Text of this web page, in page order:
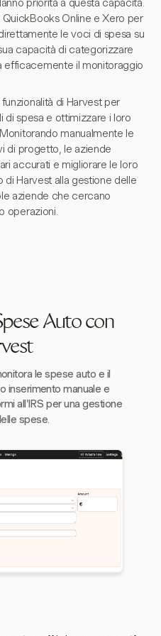
priorità a questa capacità.
Online e Xero per
le voci di spesa su
capacità di categorizzare
efficacemente il monitoraggio
di Harvest per
di spesa e ottimizzare i loro
manualmente le
di progetto, le aziende
accurati e migliorare le loro
Harvest alla gestione delle
aziende che cercano
operazioni.
Auto con
le spese auto e il
inserimento manuale e
all'IRS per una gestione
spese.